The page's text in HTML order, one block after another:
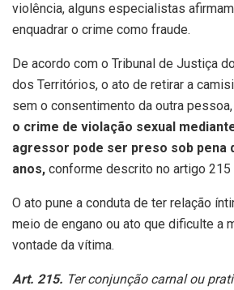
violência, alguns especialistas
enquadrar o crime como fraude.
De acordo com o Tribunal de Justiça
dos Territórios, o ato de retirar a
sem o consentimento da outra pessoa,
o crime de violação sexual
agressor pode ser preso sob pena
anos, conforme descrito no artigo 215
O ato pune a conduta de ter relação
meio de engano ou ato que dificulte a
vontade da vítima.
Art. 215. Ter conjunção carnal ou